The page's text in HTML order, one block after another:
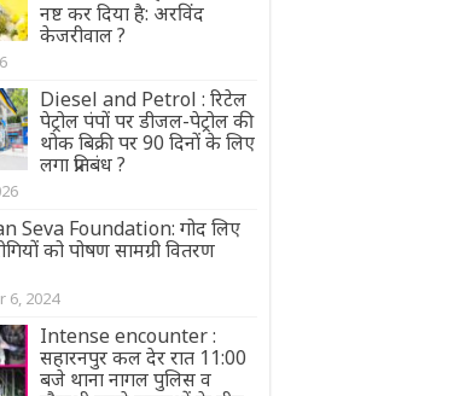
नष्ट कर दिया है: अरविंद
केजरीवाल ?
Diesel and Petrol : रिटेल
पेट्रोल पंपों पर डीजल-पेट्रोल की
थोक बिक्री पर 90 दिनों के लिए
लगा प्रतिबंध ?
Seva Foundation: गोद लिए
को पोषण सामग्री वितरण
6, 2024
Intense encounter :
सहारनपुर कल देर रात 11:00
बजे थाना नागल पुलिस व